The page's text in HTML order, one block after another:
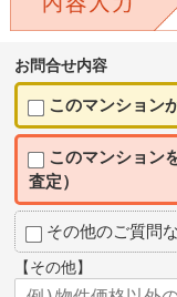
お問合せ内容
このマンション
このマンション
査定）
その他のご質問
【その他】